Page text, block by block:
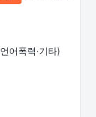
언어폭력·기타)